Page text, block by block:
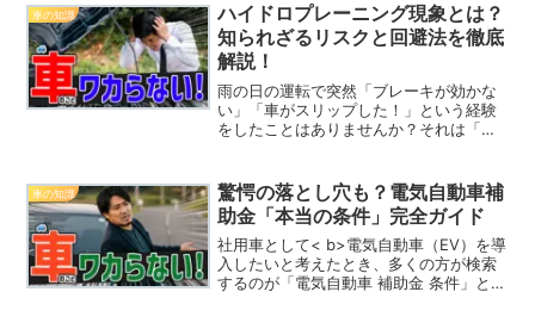
車の知識
ハイドロプレーニング現象とは？
知られざるリスクと回避法を徹底
解説！
雨の日の運転で突然「ブレーキが効かな
い」「車がスリップした！」という経験
をしたことはありませんか？それは「ハ
現象は想像以上に危険で、知らないと命
に関わることも。この記事...
車の知識
驚愕の落とし穴も？電気自動車補
助金「本当の条件」完全ガイド
社用車として< b>電気自動車（EV）を導
入したいと考えたとき、多くの方が検索
するのが「電気自動車 補助金 条件」とい